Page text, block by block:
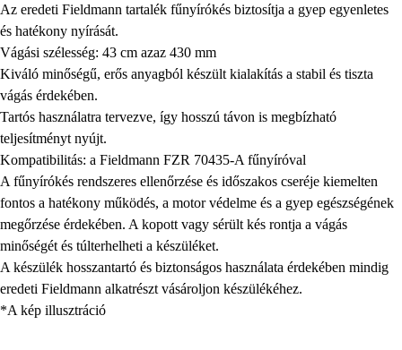
Az eredeti Fieldmann tartalék fűnyírókés biztosítja a gyep egyenletes
és hatékony nyírását.
Vágási szélesség: 43 cm azaz 430 mm
Kiváló minőségű, erős anyagból készült kialakítás a stabil és tiszta
vágás érdekében.
Tartós használatra tervezve, így hosszú távon is megbízható
teljesítményt nyújt.
Kompatibilitás: a Fieldmann FZR 70435-A fűnyíróval
A fűnyírókés rendszeres ellenőrzése és időszakos cseréje kiemelten
fontos a hatékony működés, a motor védelme és a gyep egészségének
megőrzése érdekében. A kopott vagy sérült kés rontja a vágás
minőségét és túlterhelheti a készüléket.
A készülék hosszantartó és biztonságos használata érdekében mindig
eredeti Fieldmann alkatrészt vásároljon készülékéhez.
*A kép illusztráció